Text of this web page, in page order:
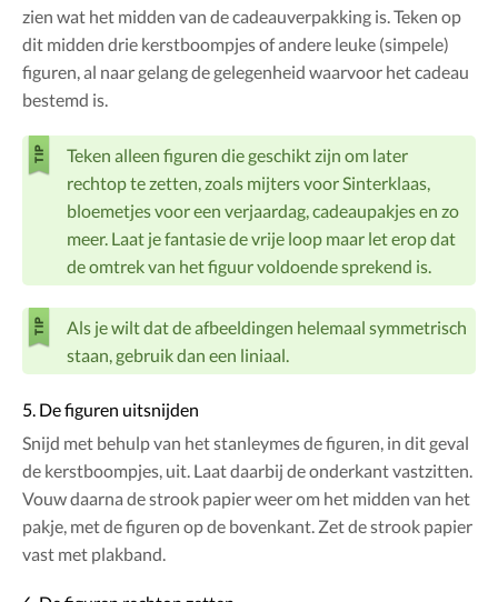
zien wat het midden van de cadeauverpakking is. Teken op
dit midden drie kerstboompjes of andere leuke (simpele)
figuren, al naar gelang de gelegenheid waarvoor het cadeau
bestemd is.
Teken alleen figuren die geschikt zijn om later
rechtop te zetten, zoals mijters voor Sinterklaas,
bloemetjes voor een verjaardag, cadeaupakjes en zo
meer. Laat je fantasie de vrije loop maar let erop dat
de omtrek van het figuur voldoende sprekend is.
Als je wilt dat de afbeeldingen helemaal symmetrisch
staan, gebruik dan een liniaal.
5. De figuren uitsnijden
Snijd met behulp van het stanleymes de figuren, in dit geval
de kerstboompjes, uit. Laat daarbij de onderkant vastzitten.
Vouw daarna de strook papier weer om het midden van het
pakje, met de figuren op de bovenkant. Zet de strook papier
vast met plakband.